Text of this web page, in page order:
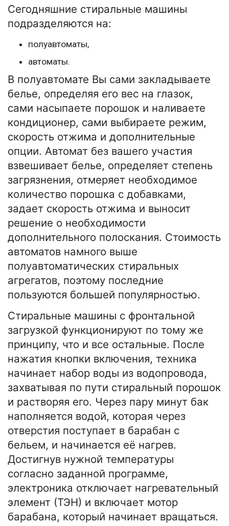
Сегодняшние стиральные машины
подразделяются на:
полуавтоматы,
автоматы.
В полуавтомате Вы сами закладываете
белье, определяя его вес на глазок,
сами насыпаете порошок и наливаете
кондиционер, сами выбираете режим,
скорость отжима и дополнительные
опции. Автомат без вашего участия
взвешивает белье, определяет степень
загрязнения, отмеряет необходимое
количество порошка с добавками,
задает скорость отжима и выносит
решение о необходимости
дополнительного полоскания. Стоимость
автоматов намного выше
полуавтоматических стиральных
агрегатов, поэтому последние
пользуются большей популярностью.
Стиральные машины с фронтальной
загрузкой функционируют по тому же
принципу, что и все остальные. После
нажатия кнопки включения, техника
начинает набор воды из водопровода,
захватывая по пути стиральный порошок
и растворяя его. Через пару минут бак
наполняется водой, которая через
отверстия поступает в барабан с
бельем, и начинается её нагрев.
Достигнув нужной температуры
согласно заданной программе,
электроника отключает нагревательный
элемент (ТЭН) и включает мотор
барабана, который начинает вращаться.